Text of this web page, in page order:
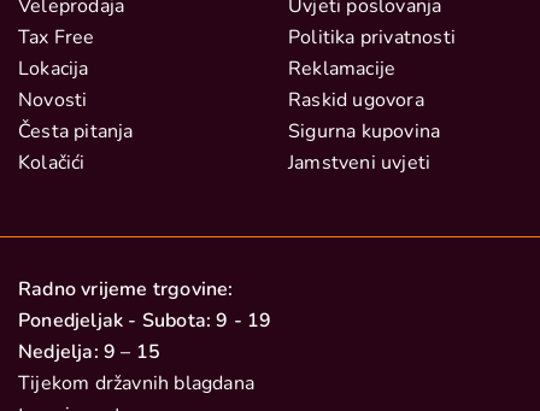
Veleprodaja
Tax Free
Lokacija
Novosti
Česta pitanja
Kolačići
Uvjeti poslovanja
Politika privatnosti
Reklamacije
Raskid ugovora
Sigurna kupovina
Jamstveni uvjeti
Radno vrijeme trgovine:
Ponedjeljak - Subota: 9 - 19
Nedjelja: 9 – 15
Tijekom državnih blagdana